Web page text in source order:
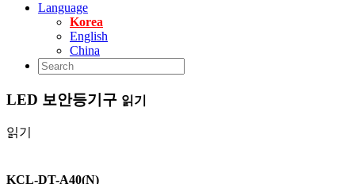
Language
Korea
English
China
LED 보안등기구 읽기
읽기
KCL-DT-A40(N)